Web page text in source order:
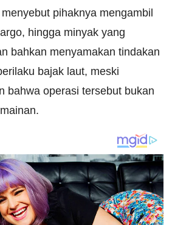
pihaknya mengambil
hingga minyak yang
bahkan menyamakan tindakan
bajak laut, meski
bahwa operasi tersebut bukan